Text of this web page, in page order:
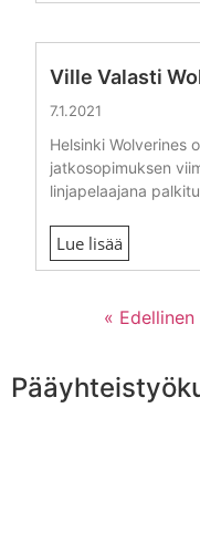
Ville Valasti
7.1.2021
Helsinki Wolverines
jatkosopimuksen
linjapelaajana
Lue lisää
« Edellinen